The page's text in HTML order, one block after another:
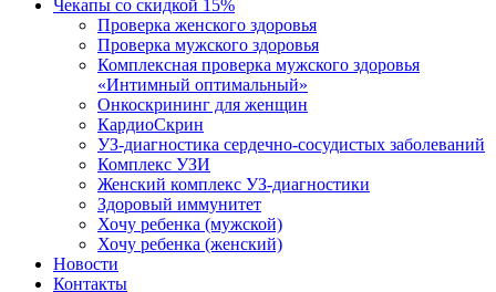
Чекапы со скидкой 15%
Проверка женского здоровья
Проверка мужского здоровья
Комплексная проверка мужского здоровья
«Интимный оптимальный»
Онкоcкрининг для женщин
КардиоСкрин
УЗ-диагностика сердечно-сосудистых заболеваний
Комплекс УЗИ
Женский комплекс УЗ-диагностики
Здоровый иммунитет
Хочу ребенка (мужской)
Хочу ребенка (женский)
Новости
Контакты